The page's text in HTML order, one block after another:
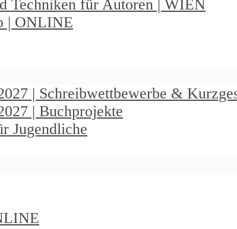
Techniken für Autoren | WIEN
| ONLINE
| Schreibwettbewerbe &
| Buchprojekte
Jugendliche